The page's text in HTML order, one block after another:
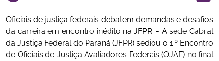
Oficiais de justiça federais debatem demandas e desafios
da carreira em encontro inédito na JFPR. - A sede Cabral
da Justiça Federal do Paraná (JFPR) sediou o 1.º Encontro
de Oficiais de Justiça Avaliadores Federais (OJAF) no final